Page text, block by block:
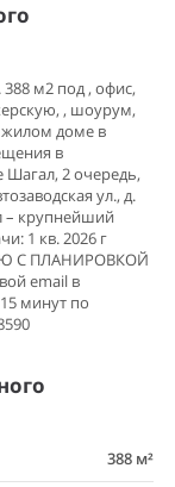
м2 под , офис,
, шоурум,
жилом доме в
в
Шагал, 2 очередь,
ул., д.
– крупнейший
1 кв. 2026 г
С ПЛАНИРОВКОЙ
email в
минут по
388 м²